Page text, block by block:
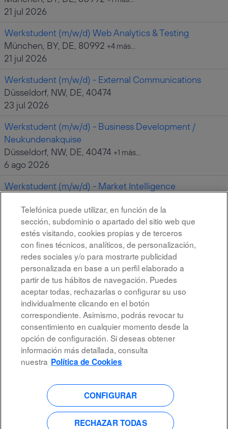
21 jul 2026
Werkstudent (m/w/d) Web Analytics & Testing
München, BY, DE, 80992 +4 más…
21 jul 2026
Werkstudent (m/w/d) - External Communications
Düsseldorf, NW, DE, 40474
23 jul 2026
Werkstudent (m/w/d) - Business Development /
Neukundenakquise
Düsseldorf, NW, DE, 40474 +1 más…
6 ago 2026
Werkstudent (m/w/d) - Market Intelligence
6 ago 2026
Resultados
All rights reserved
Accessibility
Privacy Policy
e
S
e
a
b
e
a
b
Telefónica puede utilizar, en función de la
sección, subdominio o apartado del sitio web que
estés visitando, cookies propias y de terceros
con fines técnicos, analíticos, de personalización,
redes sociales y/o para mostrarte publicidad
personalizada en base a un perfil elaborado a
partir de tus hábitos de navegación. Puedes
aceptar todas, rechazarlas o configurar su uso
individualmente clicando en el botón
correspondiente. Asimismo, podrás revocar tu
consentimiento en cualquier momento desde la
opción de configuración. Si deseas obtener
información más detallada, consulta
nuestra Política de Cookies
CONFIGURAR
RECHAZAR TODAS